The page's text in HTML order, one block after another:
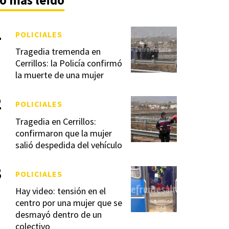
Tragedia tremenda en
Cerrillos: la Policía confirmó
la muerte de una mujer
POLICIALES
Tragedia en Cerrillos:
confirmaron que la mujer
salió despedida del vehículo
POLICIALES
Hay video: tensión en el
centro por una mujer que se
desmayó dentro de un
colectivo
POLICIALES